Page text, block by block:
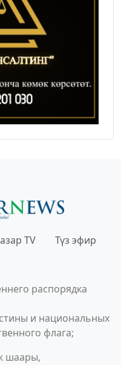
TV Түз эфир
распорядка
и национальных
флага;
шаары,